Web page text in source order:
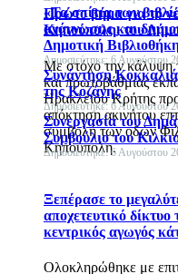
Πρώτο βήμα για το
Κηπούπολη, του
Με στόχο την κάλυψη
και πρωτοβάθμιας
Ηρακλείου Κρήτης
απόκτηση ακινήτου
συμβολή των οδών
Κηπούπολη.
Ξεπέρασε το
αποχετευτικό
κεντρικός αγωγός
Ολοκληρώθηκε με
«Τα σπίτια των
ανάγνωσης και
Δημοτική
Δημοσιεύτηκε: 6 Αυγούστου
Συνάντηση
της Κοζάνης
Δημοσιεύτηκε: 6 Αυγούστου
Συνεργασία του
Συμβούλιο του
Δημοσιεύτηκε: 6 Αυγούστου